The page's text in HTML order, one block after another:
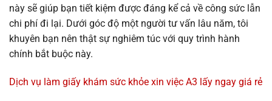
này sẽ giúp bạn tiết kiệm được đáng kể cả về công sức lẫn
chi phí đi lại. Dưới góc độ một người tư vấn lâu năm, tôi
khuyên bạn nên thật sự nghiêm túc với quy trình hành
chính bắt buộc này.
Dịch vụ làm giấy khám sức khỏe xin việc A3 lấy ngay giá rẻ